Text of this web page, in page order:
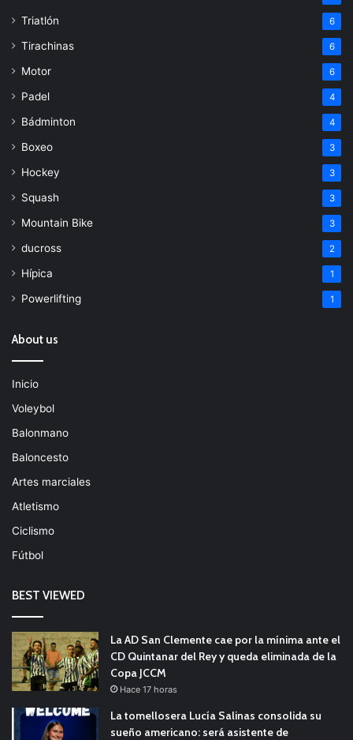
Triatlón 6
Tirachinas 6
Motor 6
Padel 4
Bádminton 4
Boxeo 3
Hockey 3
Squash 3
Mountain Bike 3
ducross 2
Hípica 1
Powerlifting 1
About us
Inicio
Voleybol
Balonmano
Baloncesto
Artes marciales
Atletismo
Ciclismo
Fútbol
BEST VIEWED
La AD San Clemente cae por la mínima ante el
CD Quintanar del Rey y queda eliminada de la
Copa JCCM
Hace 17 horas
La tomellosera Lucía Salinas consolida su
sueño americano: será asistente de